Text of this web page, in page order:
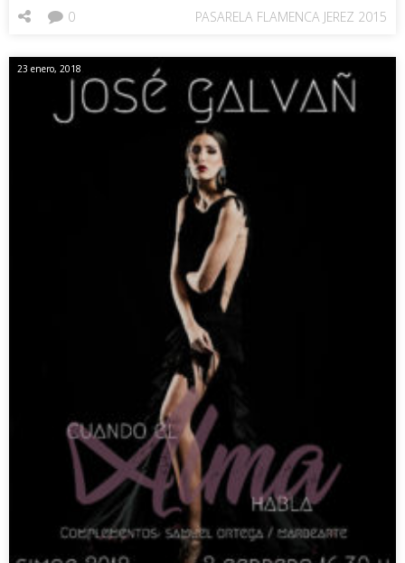
PASARELA FLAMENCA JEREZ 2015
0
23 enero, 2018